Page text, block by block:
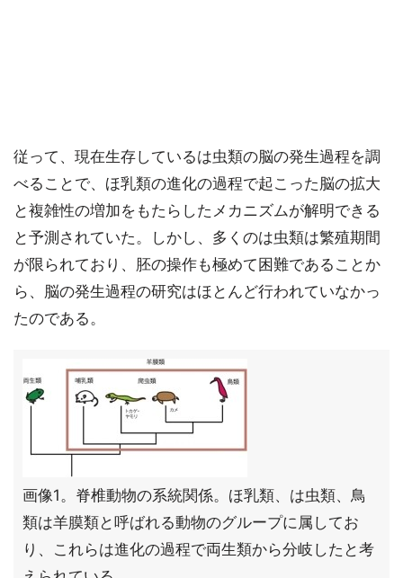
従って、現在生存しているは虫類の脳の発生過程を調
べることで、ほ乳類の進化の過程で起こった脳の拡大
と複雑性の増加をもたらしたメカニズムが解明できる
と予測されていた。しかし、多くのは虫類は繁殖期間
が限られており、胚の操作も極めて困難であることか
ら、脳の発生過程の研究はほとんど行われていなかっ
たのである。
画像1。脊椎動物の系統関係。ほ乳類、は虫類、鳥
類は羊膜類と呼ばれる動物のグループに属してお
り、これらは進化の過程で両生類から分岐したと考